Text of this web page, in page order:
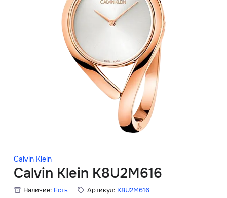
Calvin Klein
Calvin Klein K8U2M616
Наличие: Есть Артикул: K8U2M616
Авторизация
Каталог
Мужские часы
Женские часы
Главная